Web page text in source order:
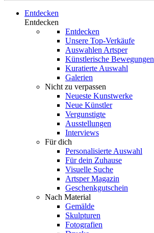
Entdecken
Entdecken
Entdecken
Unsere Top-Verkäufe
Auswahlen Artsper
Künstlerische Bewegungen
Kuratierte Auswahl
Galerien
Nicht zu verpassen
Neueste Kunstwerke
Neue Künstler
Vergunstigte
Ausstellungen
Interviews
Für dich
Personalisierte Auswahl
Für dein Zuhause
Visuelle Suche
Artsper Magazin
Geschenkgutschein
Nach Material
Gemälde
Skulpturen
Fotografien